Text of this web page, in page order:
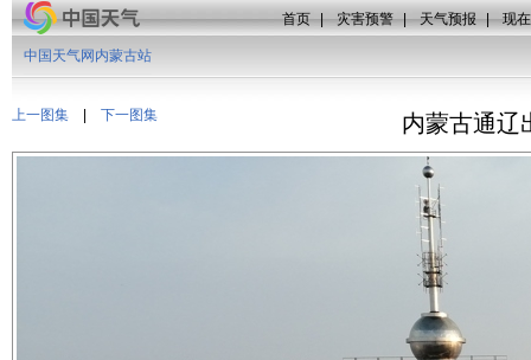
首页 | 灾害预警 | 天气预报 | 现
上一图集 下一图集
中国天气网内蒙古站
内蒙古通辽